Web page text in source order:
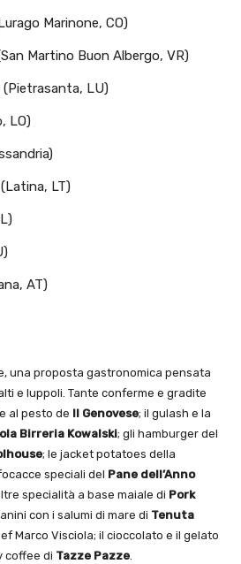
Marinone, CO)
Martino Buon Albergo, VR)
(Pietrasanta, LU)
LO)
(Latina, LT)
AT)
una proposta gastronomica pensata
e luppoli. Tante conferme e gradite
al pesto de Il Genovese; il gulash e la
Birreria Kowalski; gli hamburger del
; le jacket potatoes della
speciali del Pane dell’Anno
specialità a base maiale di Pork
con i salumi di mare di Tenuta
Marco Visciola; il cioccolato e il gelato
coffee di Tazze Pazze.